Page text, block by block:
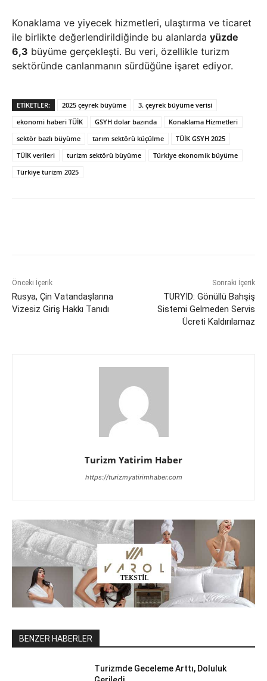
Konaklama ve yiyecek hizmetleri, ulaştırma ve ticaret
ile birlikte değerlendirildiğinde bu alanlarda yüzde
6,3 büyüme gerçekleşti. Bu veri, özellikle turizm
sektöründe canlanmanın sürdüğüne işaret ediyor.
ETIKETLER: 2025 çeyrek büyüme
3. çeyrek büyüme verisi
ekonomi haberi TÜİK
GSYH dolar bazında
Konaklama Hizmetleri
sektör bazlı büyüme
tarım sektörü küçülme
TÜİK GSYH 2025
TÜİK verileri
turizm sektörü büyüme
Türkiye ekonomik büyüme
Türkiye turizm 2025
Önceki İçerik
Rusya, Çin Vatandaşlarına
Vizesiz Giriş Hakkı Tanıdı
Sonraki İçerik
TURYİD: Gönüllü Bahşiş
Sistemi Gelmeden Servis
Ücreti Kaldırılamaz
Turizm Yatirim Haber
https://turizmyatirimhaber.com
BENZER HABERLER
Turizmde Geceleme Arttı, Doluluk